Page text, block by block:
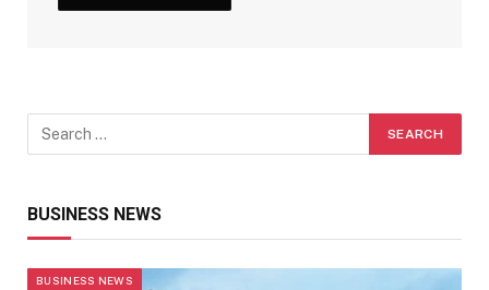
BUSINESS NEWS
BUSINESS NEWS